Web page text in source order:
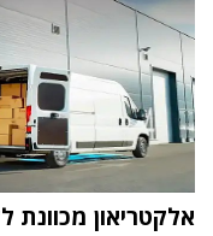
אלקטריאון מכוונת